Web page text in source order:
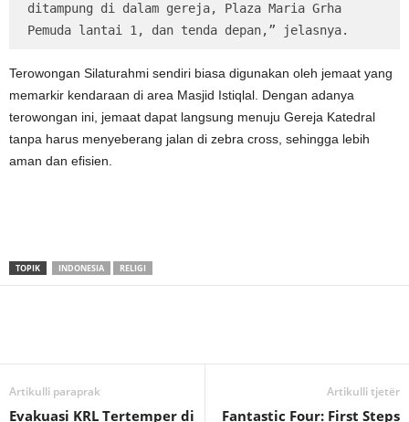
ditampung di dalam gereja, Plaza Maria Grha
Pemuda lantai 1, dan tenda depan,” jelasnya.
Terowongan Silaturahmi sendiri biasa digunakan oleh jemaat yang
memarkir kendaraan di area Masjid Istiqlal. Dengan adanya
terowongan ini, jemaat dapat langsung menuju Gereja Katedral
tanpa harus menyeberang jalan di zebra cross, sehingga lebih
aman dan efisien.
TOPIK INDONESIA RELIGI
Artikulli paraprak
Evakuasi KRL Tertemper di
Artikulli tjetër
Fantastic Four: First Steps